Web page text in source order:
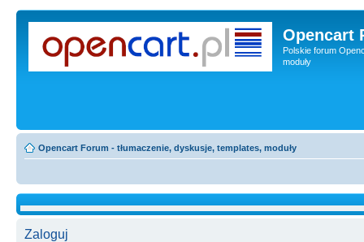
Opencart
Polskie forum
moduły
Opencart Forum - tłumaczenie, dyskusje, templates, moduły
Zaloguj